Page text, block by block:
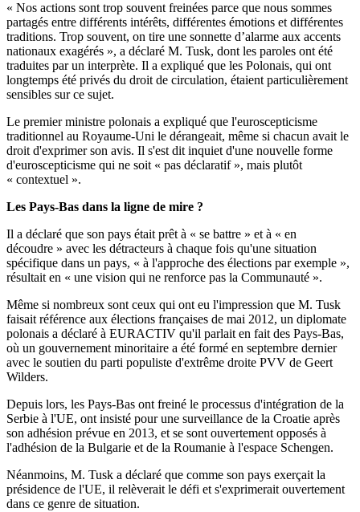
« Nos actions sont trop souvent freinées parce que nous sommes
partagés entre différents intérêts, différentes émotions et différentes
traditions. Trop souvent, on tire une sonnette d’alarme aux accents
nationaux exagérés », a déclaré M. Tusk, dont les paroles ont été
traduites par un interprète. Il a expliqué que les Polonais, qui ont
longtemps été privés du droit de circulation, étaient particulièrement
sensibles sur ce sujet.
Le premier ministre polonais a expliqué que l'euroscepticisme
traditionnel au Royaume-Uni le dérangeait, même si chacun avait le
droit d'exprimer son avis. Il s'est dit inquiet d'une nouvelle forme
d'euroscepticisme qui ne soit « pas déclaratif », mais plutôt
« contextuel ».
Les Pays-Bas dans la ligne de mire ?
Il a déclaré que son pays était prêt à « se battre » et à « en
découdre » avec les détracteurs à chaque fois qu'une situation
spécifique dans un pays, « à l'approche des élections par exemple »,
résultait en « une vision qui ne renforce pas la Communauté ».
Même si nombreux sont ceux qui ont eu l'impression que M. Tusk
faisait référence aux élections françaises de mai 2012, un diplomate
polonais a déclaré à EURACTIV qu'il parlait en fait des Pays-Bas,
où un gouvernement minoritaire a été formé en septembre dernier
avec le soutien du parti populiste d'extrême droite PVV de Geert
Wilders.
Depuis lors, les Pays-Bas ont freiné le processus d'intégration de la
Serbie à l'UE, ont insisté pour une surveillance de la Croatie après
son adhésion prévue en 2013, et se sont ouvertement opposés à
l'adhésion de la Bulgarie et de la Roumanie à l'espace Schengen.
Néanmoins, M. Tusk a déclaré que comme son pays exerçait la
présidence de l'UE, il relèverait le défi et s'exprimerait ouvertement
dans ce genre de situation.